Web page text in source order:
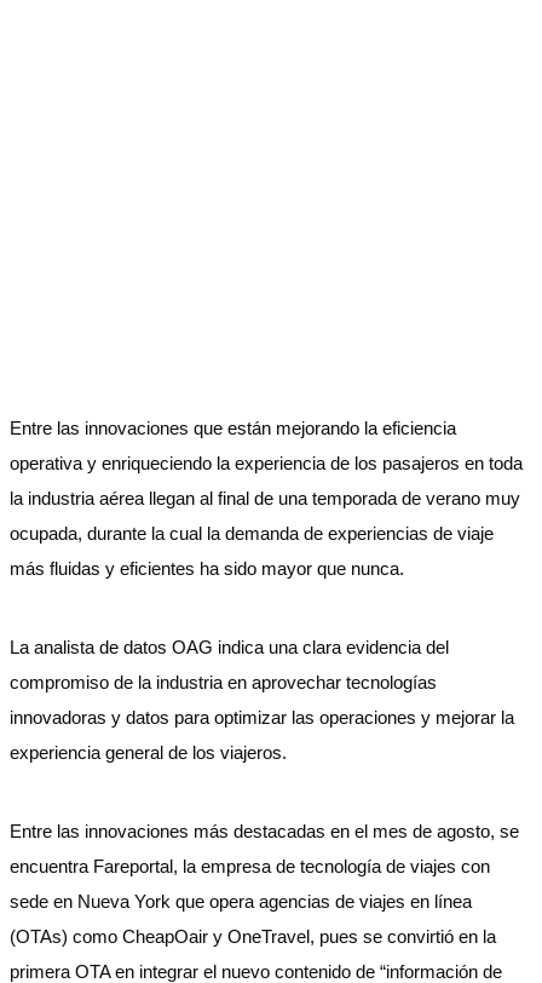
Entre las innovaciones que están mejorando la eficiencia
operativa y enriqueciendo la experiencia de los pasajeros en toda
la industria aérea llegan al final de una temporada de verano muy
ocupada, durante la cual la demanda de experiencias de viaje
más fluidas y eficientes ha sido mayor que nunca.
La analista de datos OAG indica una clara evidencia del
compromiso de la industria en aprovechar tecnologías
innovadoras y datos para optimizar las operaciones y mejorar la
experiencia general de los viajeros.
Entre las innovaciones más destacadas en el mes de agosto, se
encuentra Fareportal, la empresa de tecnología de viajes con
sede en Nueva York que opera agencias de viajes en línea
(OTAs) como CheapOair y OneTravel, pues se convirtió en la
primera OTA en integrar el nuevo contenido de “información de